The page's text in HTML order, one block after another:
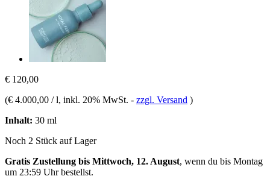
€ 120,00
(€ 4.000,00 / l, inkl. 20% MwSt. - zzgl. Versand )
Inhalt: 30 ml
Noch 2 Stück auf Lager
Gratis Zustellung bis Mittwoch, 12. August, wenn du bis Montag
um 23:59 Uhrbestellst.